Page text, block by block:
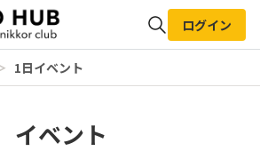
ログイン
1日イベント
イベント